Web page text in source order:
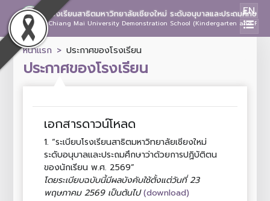
โรงเรียนสาธิตมหาวิทยาลัยเชียงใหม่ ระดับอนุบาลและประถมศึกษา
Chiang Mai University Demonstration School (Kindergarten and
EN
หน้าแรก ประกาศของโรงเรียน
ประกาศของโรงเรียน
เอกสารดาวน์โหลด
1. “ระเบียบโรงเรียนสาธิตมหาวิทยาลัยเชียงใหม่
ระดับอนุบาลและประถมศึกษาว่าด้วยการปฏิบัติตน
ของนักเรียน พ.ศ. 2569”
โดยระเบียบฉบับนี้มีผลบังคับใช้ตั้งแต่วันที่ 23
พฤษภาคม 2569 เป็นต้นไป (download)